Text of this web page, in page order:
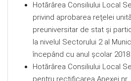
Hotărârea Consiliului Local
privind aprobarea reţelei
preuniversitar de stat şi
la nivelul Sectorului 2 al
începând cu anul şcolar 2018
Hotărârea Consiliului Local
pentru rectificarea Anexei nr.